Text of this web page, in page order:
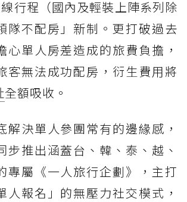
行程（國內及輕裝上陣系列除
隊不配房」新制。更打破過去
心單人房差造成的旅費負擔，
客無法成功配房，衍生費用將
全額吸收。
解決單人參團常有的邊緣感，
步推出涵蓋台、韓、泰、越、
專屬《一人旅行企劃》，主打
人報名」的無壓力社交模式，